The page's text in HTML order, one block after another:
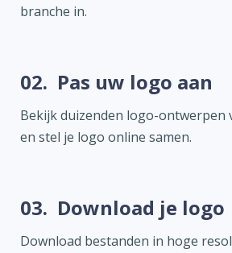
branche in.
02. Pas uw logo aan
Bekijk duizenden logo-ontwerpen
en stel je logo online samen.
03. Download je logo
Download bestanden in hoge